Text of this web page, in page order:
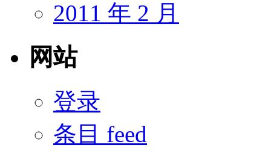
2011 年 2 月
网站
登录
条目 feed